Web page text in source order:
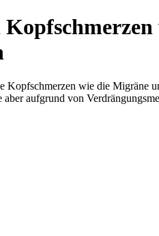
Kopfschmerzen wie die Migräne
aufgrund von